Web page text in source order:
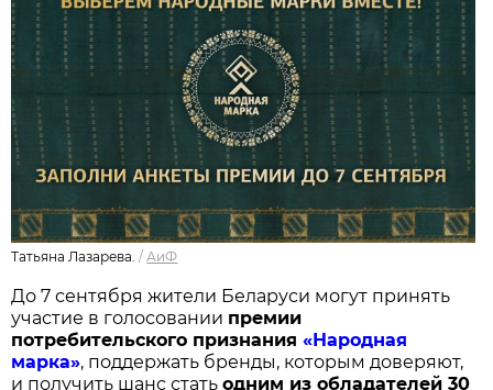
Татьяна Лазарева. / АиФ
До 7 сентября жители Беларуси могут принять
участие в голосовании премии
потребительского признания«Народная
марка», поддержать бренды, которым доверяют,
и получить шанс статьодним из обладателей 30